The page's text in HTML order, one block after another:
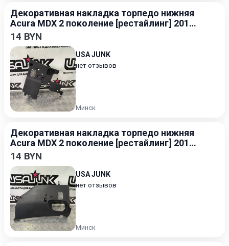
Декоративная накладка торпедо нижняя
Acura MDX 2 поколение [рестайлинг] 2010-
2013 3.5
14 BYN
USA JUNK
нет отзывов
Минск
Декоративная накладка торпедо нижняя
Acura MDX 2 поколение [рестайлинг] 2010-
2013 3.5
14 BYN
USA JUNK
нет отзывов
Минск